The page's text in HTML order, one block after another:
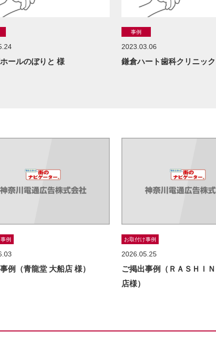
ールのぼりと 様
事例
2023.03.06
鎌倉ハート歯科クリニッ
例
例（青龍堂 大船店 様）
お取付け事例
2026.05.25
ご掲出事例（ＲＡＳＨＩ
店様）